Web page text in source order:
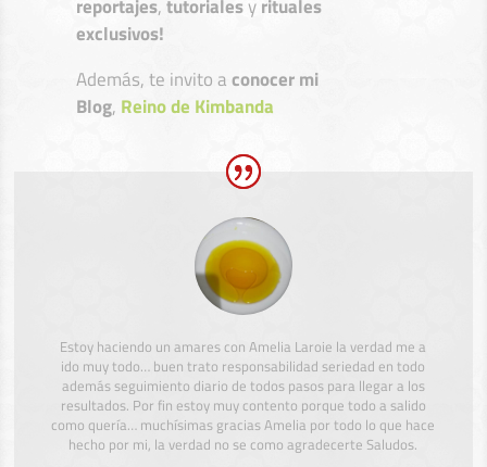
reportajes,tutorialesyrituales
exclusivos!
Además, te invito aconocer mi
Blog, Reino de Kimbanda
Estoy haciendo un amares con Amelia Laroie la verdad me a
ido muy todo… buen trato responsabilidad seriedad en todo
además seguimiento diario de todos pasos para llegar a los
resultados. Por fin estoy muy contento porque todo a salido
como quería… muchísimas gracias Amelia por todo lo que hace
hecho por mi, la verdad no se como agradecerte Saludos.